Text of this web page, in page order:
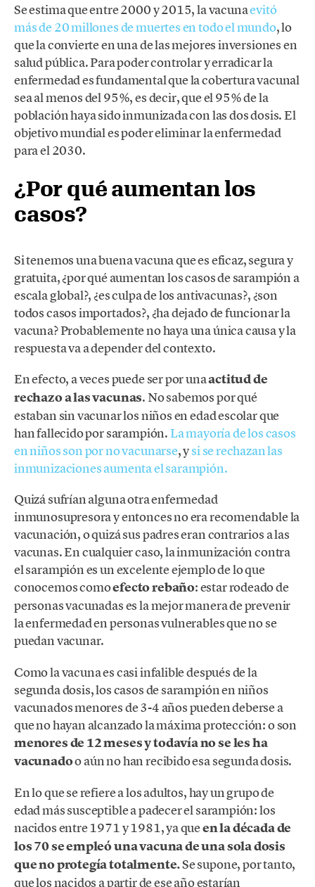
Se estima que entre 2000 y 2015, la vacunaevitó
más de 20 millones de muertes en todo el mundo, lo
que la convierte en una de las mejores inversiones en
salud pública. Para poder controlar y erradicar la
enfermedad es fundamental que la cobertura vacunal
sea al menos del 95%, es decir, que el 95% de la
población haya sido inmunizada con las dos dosis. El
objetivo mundial es poder eliminar la enfermedad
para el 2030.
¿Por qué aumentan los
casos?
Si tenemos una buena vacuna que es eficaz, segura y
gratuita, ¿por qué aumentan los casos de sarampión a
escala global?, ¿es culpa de los antivacunas?, ¿son
todos casos importados?, ¿ha dejado de funcionar la
vacuna? Probablemente no haya una única causa y la
respuesta va a depender del contexto.
En efecto, a veces puede ser por unaactitud de
rechazo a las vacunas. No sabemos por qué
estaban sin vacunar los niños en edad escolar que
han fallecido por sarampión. La mayoría de los casos
en niños son por no vacunarse, ysi se rechazan las
inmunizaciones aumenta el sarampión.
Quizá sufrían alguna otra enfermedad
inmunosupresora y entonces no era recomendable la
vacunación, o quizá sus padres eran contrarios a las
vacunas. En cualquier caso, la inmunización contra
el sarampión es un excelente ejemplo de lo que
conocemos comoefecto rebaño: estar rodeado de
personas vacunadas es la mejor manera de prevenir
la enfermedad en personas vulnerables que no se
puedan vacunar.
Como la vacuna es casi infalible después de la
segunda dosis, los casos de sarampión en niños
vacunados menores de 3-4 años pueden deberse a
que no hayan alcanzado la máxima protección: o son
menores de 12 meses y todavía no se les ha
vacunadoo aún no han recibido esa segunda dosis.
En lo que se refiere a los adultos, hay un grupo de
edad más susceptible a padecer el sarampión: los
nacidos entre 1971 y 1981, ya queen la década de
los 70 se empleó una vacuna de una sola dosis
que no protegía totalmente.Se supone, por tanto,
que los nacidos a partir de ese año estarían